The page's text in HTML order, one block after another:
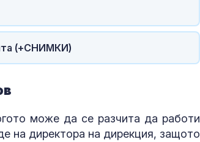
(+СНИМКИ)
може да се разчита да работи
на директора на дирекция, защото